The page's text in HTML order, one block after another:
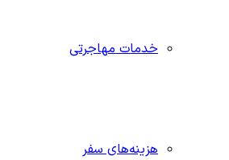
خدمات مهاجرتی
هزینه‌های سفر